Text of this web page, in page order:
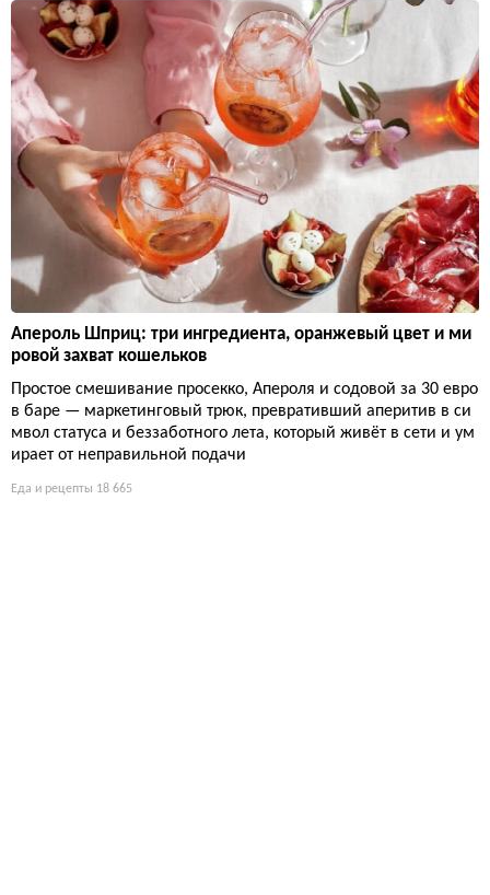
Апероль Шприц: три ингредиента, оранжевый цвет и ми
ровой захват кошельков
Простое смешивание просекко, Апероля и содовой за 30 евро
в баре — маркетинговый трюк, превративший аперитив в си
мвол статуса и беззаботного лета, который живёт в сети и ум
ирает от неправильной подачи
Еда и рецепты 18 665